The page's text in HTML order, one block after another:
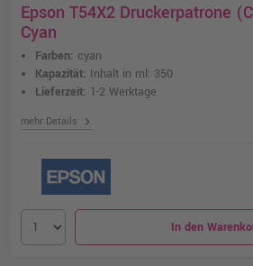
Epson T54X2 Druckerpatrone
Cyan
Farben: cyan
Kapazität: Inhalt in ml: 350
Lieferzeit: 1-2 Werktage
mehr Details chevron_right
In den